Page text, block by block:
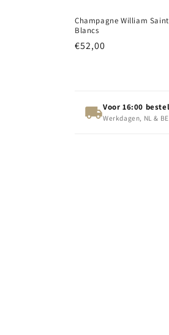
Champagne William
Blancs
Normale
€52,00
Voor 16:00
Werkdagen, NL & BE